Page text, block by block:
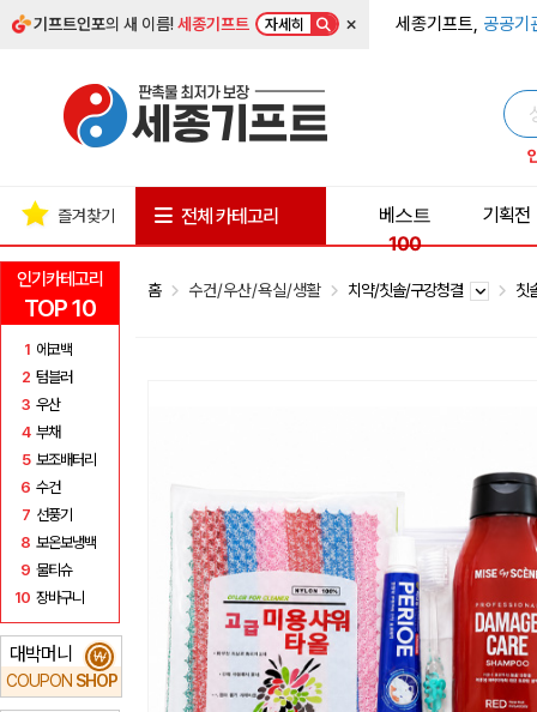
기프트인포의 새 이름!세종기프트 자세히 × 세종기프트, 공공기
인기카테고리
TOP 10
1 에코백
2 텀블러
3 우산
4 부채
5 보조배터리
6 수건
7 선풍기
8 보온보냉백
9 물티슈
10 장바구니
대박머니
COUPON SHOP
₩
즐겨찾기 전체 카테고리
베스트
100
기획전
홈 수건/우산/욕실/생활 치약/칫솔/구강청결 칫